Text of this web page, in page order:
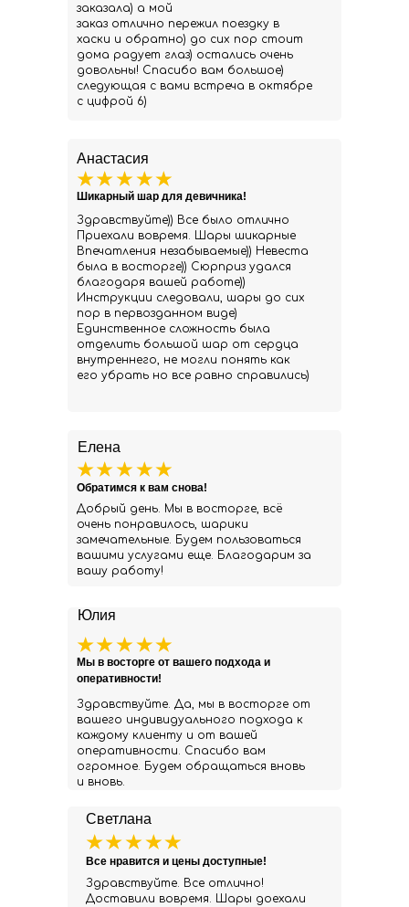
Юлия
Здравствуйте. Да, мы в восторге от
вашего индивидуального подхода к
каждому клиенту и от вашей
оперативности. Спасибо вам
огромное. Будем обращаться вновь
и вновь.
Мы в восторге от вашего подхода и
оперативности!
Светлана
Здравствуйте. Все отлично!
Доставили вовремя. Шары доехали
Все нравится и цены доступные!
Елена
Добрый день. Мы в восторге, всё
очень понравилось, шарики
замечательные. Будем пользоваться
вашими услугами еще. Благодарим за
вашу работу!
Обратимся к вам снова!
заказала) а мой
заказ отлично пережил поездку в
хаски и обратно) до сих пор стоит
дома радует глаз) остались очень
довольны! Спасибо вам большое)
следующая с вами встреча в октябре
с цифрой 6)
Анастасия
Здравствуйте)) Все было отлично
Приехали вовремя. Шары шикарные
Впечатления незабываемые)) Невеста
была в восторге)) Сюрприз удался
благодаря вашей работе))
Инструкции следовали, шары до сих
пор в первозданном виде)
Единственное сложность была
отделить большой шар от сердца
внутреннего, не могли понять как
его убрать но все равно справились)
Шикарный шар для девичника!